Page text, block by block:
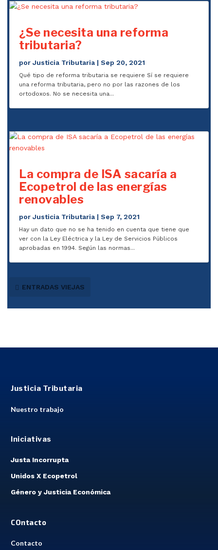
¿Se necesita una reforma
tributaria?
porJusticia Tributaria |Sep 20, 2021
Qué tipo de reforma tributaria se requiere Sí se requiere
una reforma tributaria, pero no por las razones de los
ortodoxos. No se necesita una...
La compra de ISA sacaría a
Ecopetrol de las energías
renovables
porJusticia Tributaria |Sep 7, 2021
Hay un dato que no se ha tenido en cuenta que tiene que
ver con la Ley Eléctrica y la Ley de Servicios Públicos
aprobadas en 1994. Según las normas...
ENTRADAS VIEJAS
Justicia Tributaria
Nuestro trabajo
Iniciativas
Justa Incorrupta
Unidos X Ecopetrol
Género y Justicia Económica
COntacto
Contacto